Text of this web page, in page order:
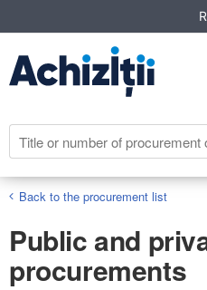
Back to the procurement list
Public and
procurements